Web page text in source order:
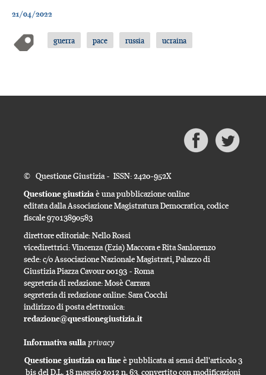
21/04/2022
guerra pace russia ucraina
© Questione Giustizia - ISSN: 2420-952X
Questione giustiziaè una pubblicazione online
editata dalla Associazione Magistratura Democratica, codice
fiscale 97013890583
direttore editoriale: Nello Rossi
vicedirettrici: Vincenza (Ezia) Maccora e Rita Sanlorenzo
sede: c/o Associazione Nazionale Magistrati, Palazzo di
Giustizia Piazza Cavour 00193 - Roma
segreteria di redazione: Mosè Carrara
segreteria di redazione online: Sara Cocchi
indirizzo di posta elettronica:
redazione@questionegiustizia.it
Informativa sullaprivacy
Questione giustizia on lineè pubblicata ai sensi dell'articolo 3
bis del D.L. 18 maggio 2012 n. 63, convertito con modificazioni